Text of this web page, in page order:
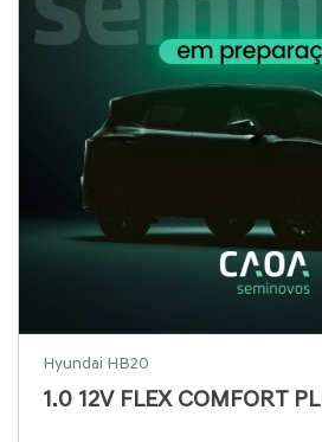
Hyundai HB20
1.0 12V FLEX COMFORT